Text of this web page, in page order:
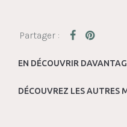
EN DÉCOUVRIR
DÉCOUVREZ LES AUTRES